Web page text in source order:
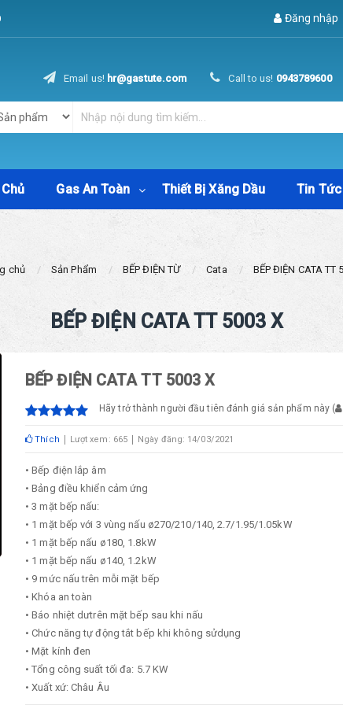
Đăng nhập
Email us! hr@gastute.com Call to us! 0943789600
Gas An Toàn Thiết Bị Xăng Dầu Tin Tức
chủ Sản Phẩm BẾP ĐIỆN TỪ Cata BẾP ĐIỆN CATA TT
BẾP ĐIỆN CATA TT 5003 X
BẾP ĐIỆN CATA TT 5003 X
Hãy trở thành người đầu tiên đánh giá sản phẩm này (
Thích Lượt xem: 665 Ngày đăng: 14/03/2021
• Bếp điện lắp âm
• Bảng điều khiển cảm ứng
• 3 mặt bếp nấu:
• 1 mặt bếp với 3 vùng nấu ø270/210/140, 2.7/1.95/1.05kW
• 1 mặt bếp nấu ø180, 1.8kW
• 1 mặt bếp nấu ø140, 1.2kW
• 9 mức nấu trên mỗi mặt bếp
• Khóa an toàn
• Báo nhiệt dưtrên mặt bếp sau khi nấu
• Chức năng tự động tắt bếp khi không sửdụng
• Mặt kính đen
• Tổng công suất tối đa: 5.7 KW
• Xuất xứ: Châu Âu